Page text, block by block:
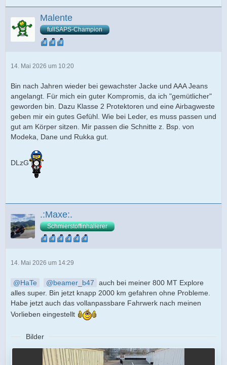
Malente
fullSAPS-Champion
14. Mai 2026 um 10:20
Bin nach Jahren wieder bei gewachster Jacke und AAA Jeans
angelangt. Für mich ein guter Kompromis, da ich "gemütlicher"
geworden bin. Dazu Klasse 2 Protektoren und eine Airbagweste
geben mir ein gutes Gefühl. Wie bei Leder, es muss passen und
gut am Körper sitzen. Mir passen die Schnitte z. Bsp. von
Modeka, Dane und Rukka gut.
DLzG
.:Maxe:.
Schmierstoffinhalierer
14. Mai 2026 um 14:29
HaTe beamer_b47
auch bei meiner 800 MT Explore
alles super. Bin jetzt knapp 2000 km gefahren ohne Probleme.
Habe jetzt auch das vollanpassbare Fahrwerk nach meinen
Vorlieben eingestellt
Bilder